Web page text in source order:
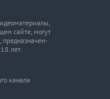
сайте, могут
лет.
канала